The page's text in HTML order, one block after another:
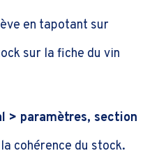
en tapotant sur
sur la fiche du vin
> paramètres, section
la cohérence du stock.